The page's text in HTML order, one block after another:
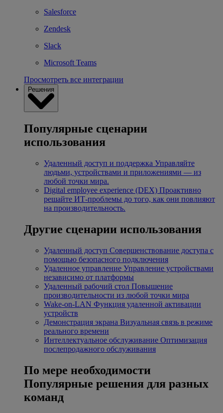
Salesforce
Zendesk
Slack
Microsoft Teams
Просмотреть все интеграции
Решения
Популярные сценарии
использования
Удаленный доступ и поддержка Управляйте
людьми, устройствами и приложениями — из
любой точки мира.
Digital employee experience (DEX) Проактивно
решайте ИТ-проблемы до того, как они повлияют
на производительность.
Другие сценарии использования
Удаленный доступ Совершенствование доступа с
помощью безопасного подключения
Удаленное управление Управление устройствами
независимо от платформы
Удаленный рабочий стол Повышение
производительности из любой точки мира
Wake-on-LAN Функция удаленной активации
устройств
Демонстрация экрана Визуальная связь в режиме
реального времени
Интеллектуальное обслуживание Оптимизация
послепродажного обслуживания
По мере необходимости
Популярные решения для разных
команд